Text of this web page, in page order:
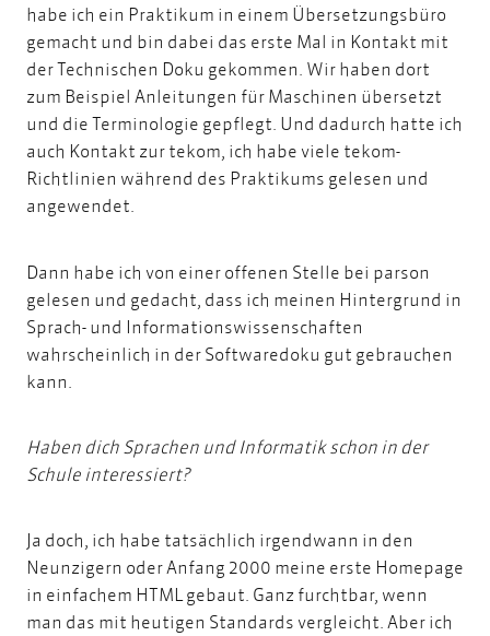
habe ich ein Praktikum in einem Übersetzungsbüro
gemacht und bin dabei das erste Mal in Kontakt mit
der Technischen Doku gekommen. Wir haben dort
zum Beispiel Anleitungen für Maschinen übersetzt
und die Terminologie gepflegt. Und dadurch hatte ich
auch Kontakt zurtekom, ich habe viele tekom-
Richtlinien während des Praktikums gelesen und
angewendet.
Dann habe ich von eineroffenen Stelle bei parson
gelesen und gedacht, dass ich meinen Hintergrund in
Sprach- und Informationswissenschaften
wahrscheinlich in der Softwaredoku gut gebrauchen
kann.
Haben dich Sprachen und Informatik schon in der
Schule interessiert?
Ja doch, ich habe tatsächlich irgendwann in den
Neunzigern oder Anfang 2000 meine erste Homepage
in einfachem HTML gebaut. Ganz furchtbar, wenn
man das mit heutigen Standards vergleicht. Aber ich